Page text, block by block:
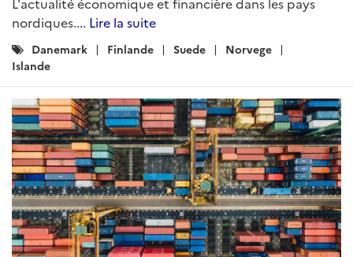
nordiques.... Lire la suite
Catégories
:
Danemark Finlande Suede
Norvege
Islande